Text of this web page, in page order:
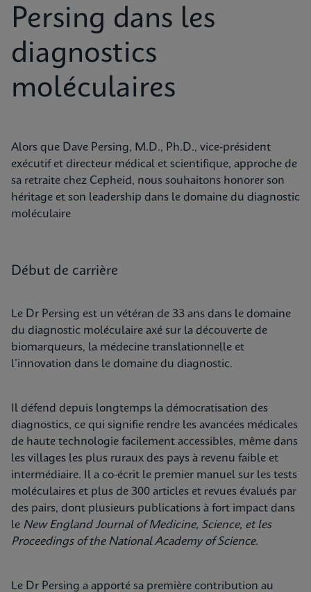
Persing dans les
diagnostics
moléculaires
Alors que Dave Persing, M.D., Ph.D., vice-président
exécutif et directeur médical et scientifique, approche de
sa retraite chez Cepheid, nous souhaitons honorer son
héritage et son leadership dans le domaine du diagnostic
moléculaire
Début de carrière
Le Dr Persing est un vétéran de 33 ans dans le domaine
du diagnostic moléculaire axé sur la découverte de
biomarqueurs, la médecine translationnelle et
l’innovation dans le domaine du diagnostic.
Il défend depuis longtemps la démocratisation des
diagnostics, ce qui signifie rendre les avancées médicales
de haute technologie facilement accessibles, même dans
les villages les plus ruraux des pays à revenu faible et
intermédiaire. Il a co-écrit le premier manuel sur les tests
moléculaires et plus de 300 articles et revues évalués par
des pairs, dont plusieurs publications à fort impact dans
le New England Journal of Medicine, Science, et les
Proceedings of the National Academy of Science.
Le Dr Persing a apporté sa première contribution au